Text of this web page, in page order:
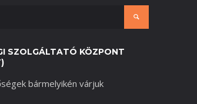
SZOLGÁLTATÓ KÖZPONT
bármelyikén várjuk